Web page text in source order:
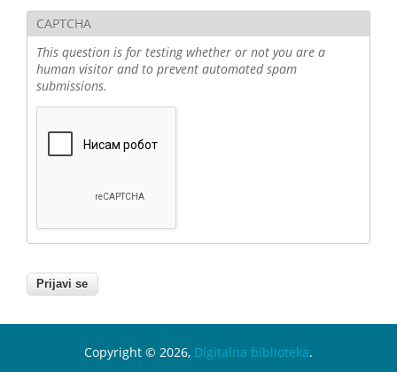
CAPTCHA
This question is for testing whether or not you are a
human visitor and to prevent automated spam
submissions.
Copyright © 2026, Digitalna biblioteka.